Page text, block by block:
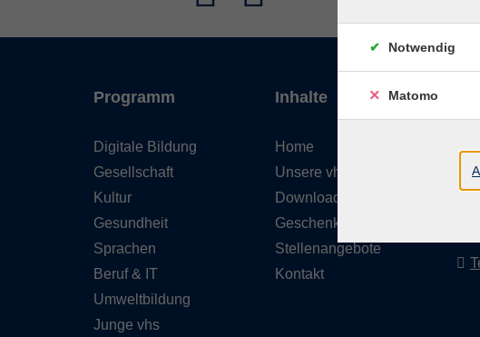
Programm
Digitale Bildung
Gesellschaft
Kultur
Gesundheit
Sprachen
Beruf & IT
Umweltbildung
Junge vhs
Inhalte
Home
Unsere vhs
Downloads
Geschenkgutschein
Stellenangebote
Kontakt
Notwendig
Matomo